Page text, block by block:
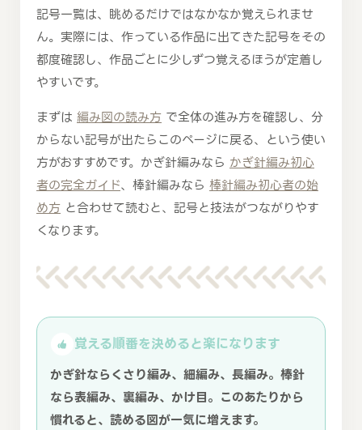
記号一覧は、眺めるだけではなかなか覚えられませ
ん。実際には、作っている作品に出てきた記号をその
都度確認し、作品ごとに少しずつ覚えるほうが定着し
やすいです。
まずは 編み図の読み方 で全体の進み方を確認し、分
からない記号が出たらこのページに戻る、という使い
方がおすすめです。かぎ針編みなら かぎ針編み初心
者の完全ガイド、棒針編みなら 棒針編み初心者の始
め方 と合わせて読むと、記号と技法がつながりやす
くなります。
覚える順番を決めると楽になります
かぎ針ならくさり編み、細編み、長編み。棒針
なら表編み、裏編み、かけ目。このあたりから
慣れると、読める図が一気に増えます。